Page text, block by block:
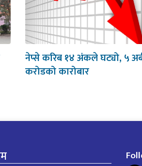
नेप्से करिब १४ अंकले घट्यो, ५
करोडको कारोबार